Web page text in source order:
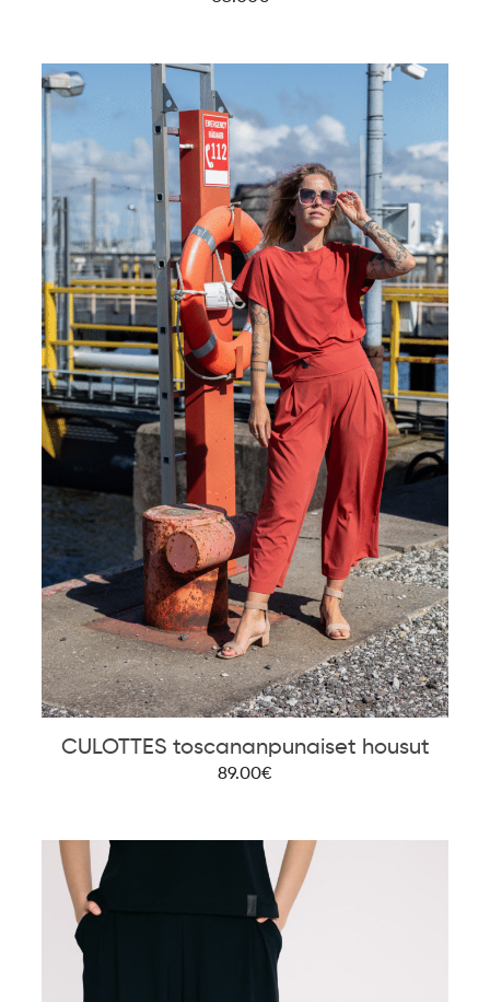
CULOTTES toscananpunaiset housut
89.00€